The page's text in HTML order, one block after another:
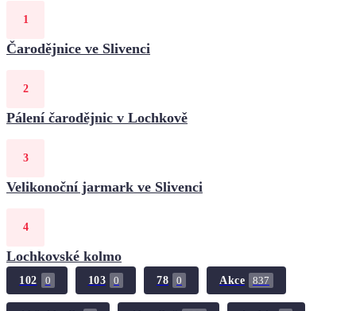
Čarodějnice ve Slivenci
Pálení čarodějnic v Lochkově
Velikonoční jarmark ve Slivenci
Lochkovské kolmo
102 0 103 0 78 0 Akce 837